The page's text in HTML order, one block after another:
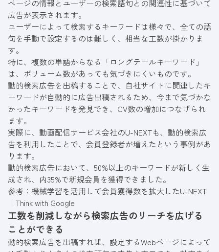
ページの情報とユーザーの検索語句との関連性に基づいて
広告が表示されます。
ユーザーによって検索するキーワードは様々で、全ての語
句を手動で設定するのは難しく、相当な工数が掛かりま
す。
特に、複数の単語からなる「ロングテールキーワード」
は、ボリューム数があっても気づきにくいものです。
動的検索広告を出稿することで、自社サイトに関連したキ
ーワードが自動的に広告出稿されるため、今まで気づかな
かったキーワードを発見でき、CV数の増加につなげられ
ます。
実際に、動画配信サービス会社のU-NEXTも、動的検索広
告を利用したことで、会員登録者が増えたという事例があ
ります。
動的検索広告において、50%以上のキーワードが新しく生
成され、内35%で新規会員を獲得できました。
参考： 機械学習を活用して会員獲得数を拡大したU-NEXT
｜Think with Google
工数を削減しながら検索広告のリーチを広げる
ことができる
動的検索広告を出稿すれば、設定するWebページによって